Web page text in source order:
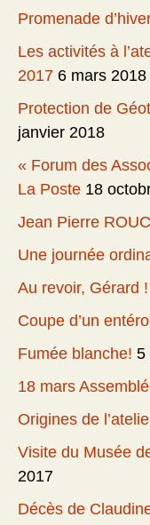
Promenade
Les activités à
2017 6 mars 2018
Protection de
janvier 2018
« Forum des
La Poste 18
Jean Pierre
Une journée
Au revoir, Gérard !
Coupe d’un
Fumée blanche! 5
18 mars
Origines de
Visite du Musée
2017
Décès de